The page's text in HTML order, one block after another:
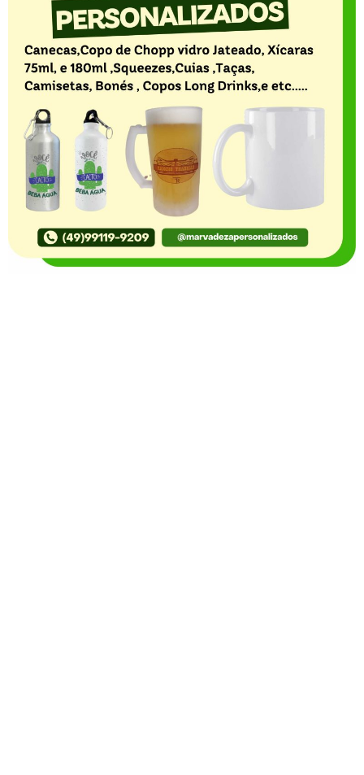
O Portal Notícia no Ato de Lages e região, aborda os
mais variados temas, como política, economia,
segurança, esportes e variedades e já se consolidou
como referência na informação com credibilidade. O
fato está acontecendo e você já fica sabendo!